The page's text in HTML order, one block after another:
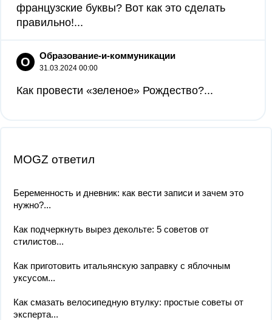
французские буквы? Вот как это сделать
правильно!...
О Образование-и-коммуникации
31.03.2024 00:00
Как провести «зеленое» Рождество?...
MOGZ ответил
Беременность и дневник: как вести записи и зачем это
нужно?...
Как подчеркнуть вырез декольте: 5 советов от
стилистов...
Как приготовить итальянскую заправку с яблочным
уксусом...
Как смазать велосипедную втулку: простые советы от
эксперта...